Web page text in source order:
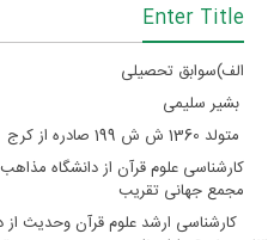
Enter Title
الف)سوابق تحصیلی
بشیر سلیمی
متولد 1360 ش ش 199 صادره از کرج ، دارای تحصیلات :
مجمع جهانی تقریب
ارشد علوم قرآن وحدیث از